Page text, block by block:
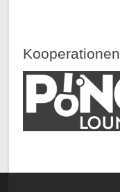
Kooperationen